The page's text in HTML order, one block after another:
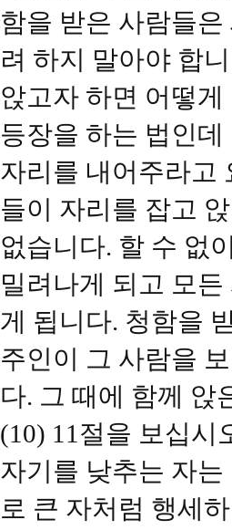
함을 받은 사람들
려 하지 말아야 합
앉고자 하면 어떻
등장을 하는 법인
자리를 내어주라고
들이 자리를 잡고
없습니다. 할 수 없
밀려나게 되고 모
게 됩니다. 청함을
주인이 그 사람을
다. 그 때에 함께 앉
(10) 11절을 보십시
자기를 낮추는 자
로 큰 자처럼 행세